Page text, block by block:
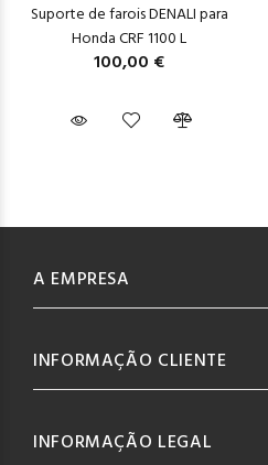
Suporte de farois DENALI para
Honda CRF 1100 L
100,00 €
A EMPRESA
INFORMAÇÃO CLIENTE
INFORMAÇÃO LEGAL